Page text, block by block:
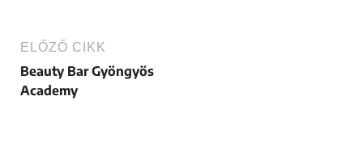
ELŐZŐ CIKK
Beauty Bar Gyöngyös
Academy